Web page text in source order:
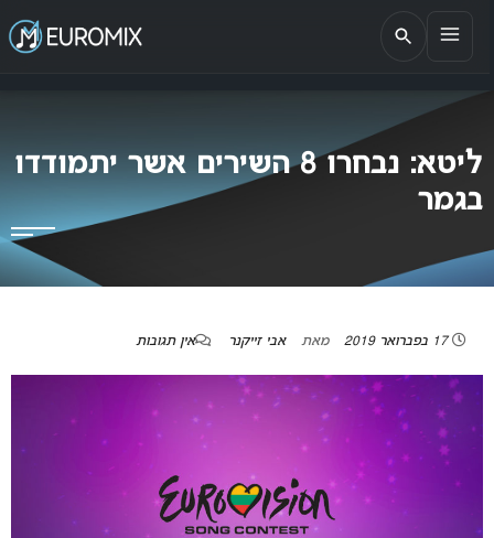
EUROMIX
אתר הבית של האירוויזיון בישראל
ליטא: נבחרו 8 השירים אשר יתמודדו
בגמר
17 בפברואר 2019 מאת אבי זייקנר אין תגובות